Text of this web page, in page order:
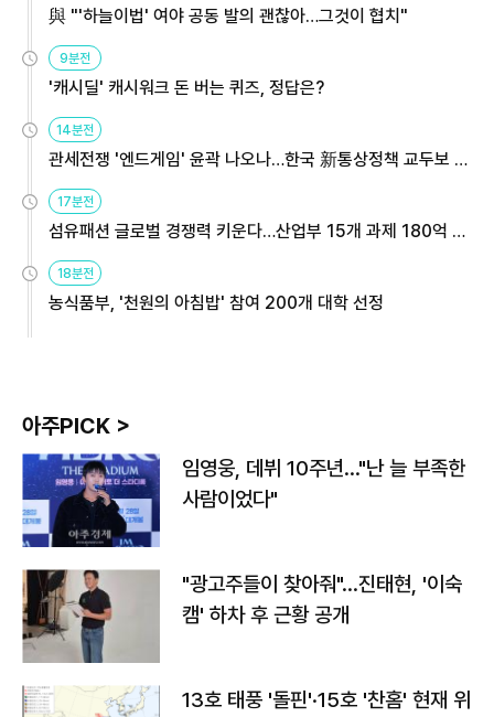
與 "'하늘이법' 여야 공동 발의 괜찮아…그것이 협치"
9분전
'캐시딜' 캐시워크 돈 버는 퀴즈, 정답은?
14분전
관세전쟁 '엔드게임' 윤곽 나오나…한국 新통상정책 교두보 활
용해야
17분전
섬유패션 글로벌 경쟁력 키운다…산업부 15개 과제 180억 지
원
18분전
농식품부, '천원의 아침밥' 참여 200개 대학 선정
아주PICK >
임영웅, 데뷔 10주년…"난 늘 부족한
사람이었다"
"광고주들이 찾아줘"…진태현, '이숙
캠' 하차 후 근황 공개
13호 태풍 '돌핀'·15호 '찬홈' 현재 위